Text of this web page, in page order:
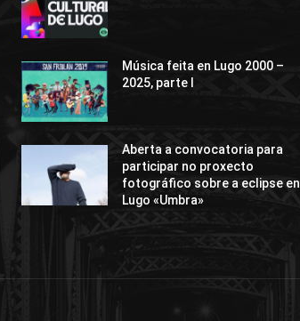
Música feita en Lugo 2000 –
2025, parte I
Aberta a convocatoria para
participar no proxecto
fotográfico sobre a eclipse en
Lugo «Umbra»